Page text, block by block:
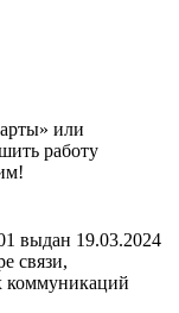
или
работу
выдан 19.03.2024
связи,
коммуникаций